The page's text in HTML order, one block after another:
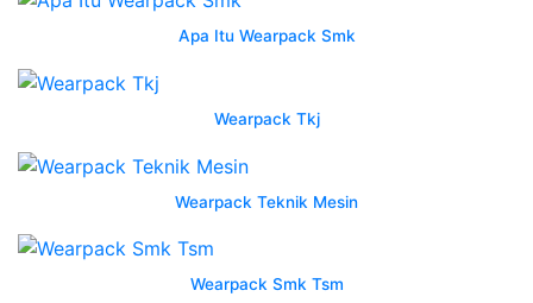
smk
po
shopee
wearpack
wijaya
Apa Itu Wearpack Smk
Wearpack Tkj
Wearpack Teknik Mesin
Wearpack Smk Tsm